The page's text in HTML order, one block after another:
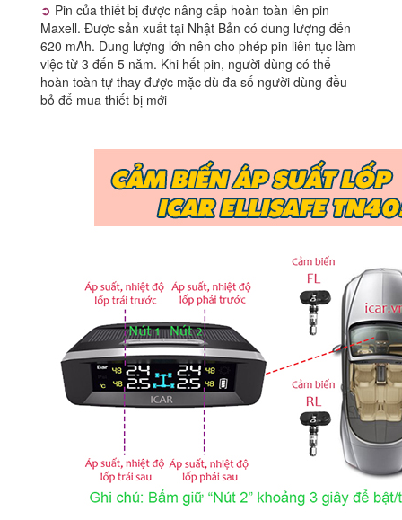
➲ Pin của thiết bị được nâng cấp hoàn toàn lên pin
Maxell. Được sản xuất tại Nhật Bản có dung lượng đến
620 mAh. Dung lượng lớn nên cho phép pin liên tục làm
việc từ 3 đến 5 năm. Khi hết pin, người dùng có thể
hoàn toàn tự thay được mặc dù đa số người dùng đều
bỏ để mua thiết bị mới